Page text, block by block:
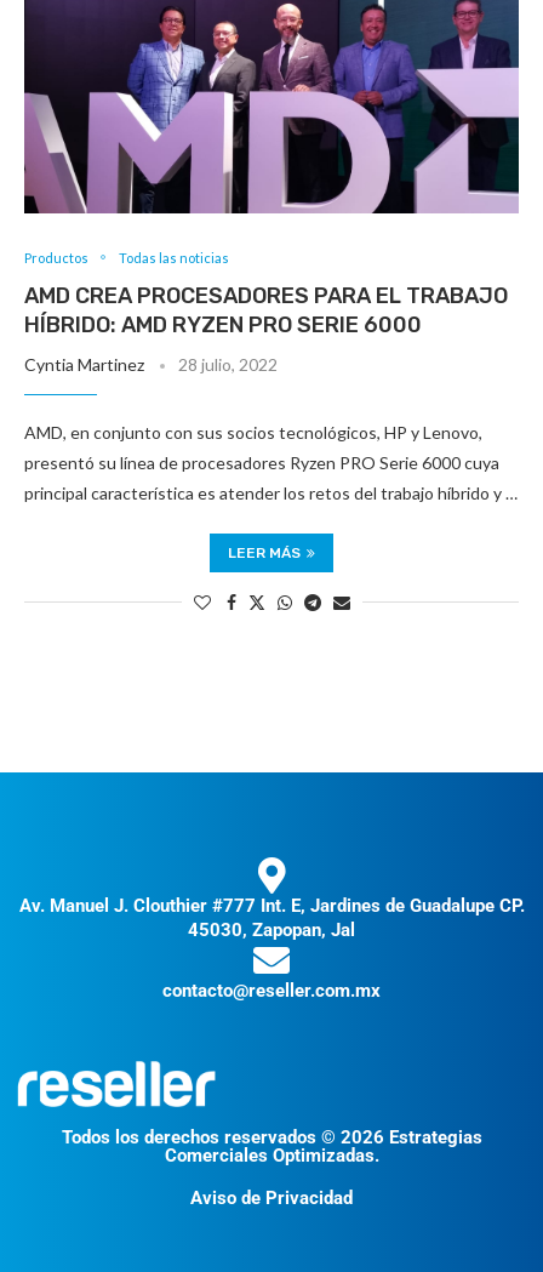
Productos Todas las noticias
AMD CREA PROCESADORES PARA EL TRABAJO
HÍBRIDO: AMD RYZEN PRO SERIE 6000
Cyntia Martinez 28 julio, 2022
AMD, en conjunto con sus socios tecnológicos, HP y Lenovo,
presentó su línea de procesadores Ryzen PRO Serie 6000 cuya
principal característica es atender los retos del trabajo híbrido y …
LEER MÁS
Av. Manuel J. Clouthier #777 Int. E, Jardines de Guadalupe CP.
45030, Zapopan, Jal
contacto@reseller.com.mx
Todos los derechos reservados © 2026 Estrategias
Comerciales Optimizadas.
Aviso de Privacidad